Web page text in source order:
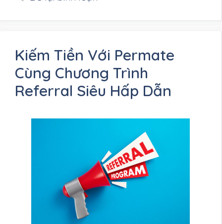
Kiếm Tiền Với Permate
Cùng Chương Trình
Referral Siêu Hấp Dẫn